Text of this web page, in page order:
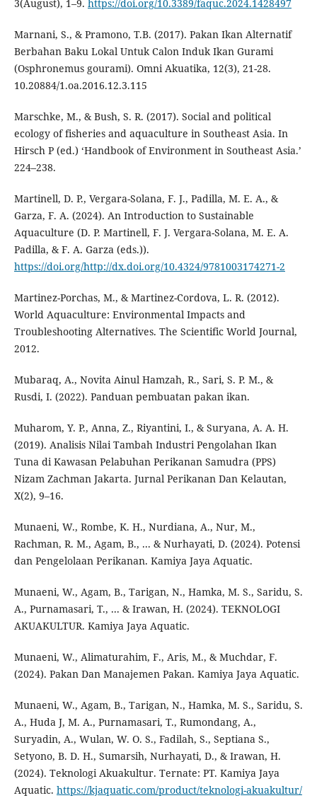
3(August), 1–9. https://doi.org/10.3389/faquc.2024.1428497
Marnani, S., & Pramono, T.B. (2017). Pakan Ikan Alternatif
Berbahan Baku Lokal Untuk Calon Induk Ikan Gurami
(Osphronemus gourami). Omni Akuatika, 12(3), 21-28.
10.20884/1.oa.2016.12.3.115
Marschke, M., & Bush, S. R. (2017). Social and political
ecology of fisheries and aquaculture in Southeast Asia. In
Hirsch P (ed.) ‘Handbook of Environment in Southeast Asia.’
224–238.
Martinell, D. P., Vergara-Solana, F. J., Padilla, M. E. A., &
Garza, F. A. (2024). An Introduction to Sustainable
Aquaculture (D. P. Martinell, F. J. Vergara-Solana, M. E. A.
Padilla, & F. A. Garza (eds.)).
https://doi.org/http://dx.doi.org/10.4324/9781003174271-2
Martinez-Porchas, M., & Martinez-Cordova, L. R. (2012).
World Aquaculture: Environmental Impacts and
Troubleshooting Alternatives. The Scientific World Journal,
2012.
Mubaraq, A., Novita Ainul Hamzah, R., Sari, S. P. M., &
Rusdi, I. (2022). Panduan pembuatan pakan ikan.
Muharom, Y. P., Anna, Z., Riyantini, I., & Suryana, A. A. H.
(2019). Analisis Nilai Tambah Industri Pengolahan Ikan
Tuna di Kawasan Pelabuhan Perikanan Samudra (PPS)
Nizam Zachman Jakarta. Jurnal Perikanan Dan Kelautan,
X(2), 9–16.
Munaeni, W., Rombe, K. H., Nurdiana, A., Nur, M.,
Rachman, R. M., Agam, B., ... & Nurhayati, D. (2024). Potensi
dan Pengelolaan Perikanan. Kamiya Jaya Aquatic.
Munaeni, W., Agam, B., Tarigan, N., Hamka, M. S., Saridu, S.
A., Purnamasari, T., ... & Irawan, H. (2024). TEKNOLOGI
AKUAKULTUR. Kamiya Jaya Aquatic.
Munaeni, W., Alimaturahim, F., Aris, M., & Muchdar, F.
(2024). Pakan Dan Manajemen Pakan. Kamiya Jaya Aquatic.
Munaeni, W., Agam, B., Tarigan, N., Hamka, M. S., Saridu, S.
A., Huda J, M. A., Purnamasari, T., Rumondang, A.,
Suryadin, A., Wulan, W. O. S., Fadilah, S., Septiana S.,
Setyono, B. D. H., Sumarsih, Nurhayati, D., & Irawan, H.
(2024). Teknologi Akuakultur. Ternate: PT. Kamiya Jaya
Aquatic. https://kjaquatic.com/product/teknologi-akuakultur/